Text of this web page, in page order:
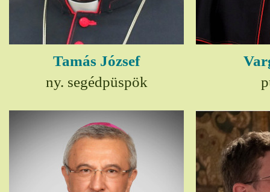
Tamás József
ny. segédpüspök